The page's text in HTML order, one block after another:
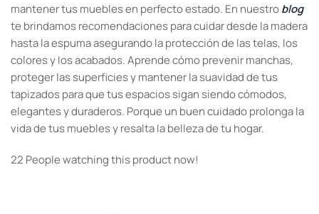
mantener tus muebles en perfecto estado. En nuestroblog
te brindamos recomendaciones para cuidar desde la madera
hasta la espuma asegurando la protección de las telas, los
colores y los acabados. Aprende cómo prevenir manchas,
proteger las superficies y mantener la suavidad de tus
tapizados para que tus espacios sigan siendo cómodos,
elegantes y duraderos. Porque un buen cuidado prolonga la
vida de tus muebles y resalta la belleza de tu hogar.
22 People watching this product now!